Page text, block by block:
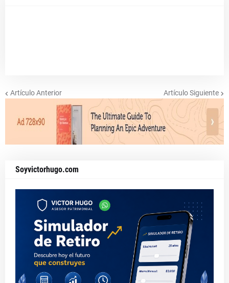
Artículo Anterior Artículo Siguiente
Soyvictorhugo.com